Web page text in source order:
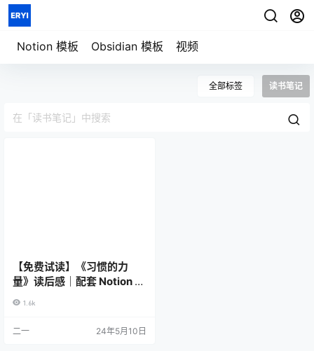
Notion 模板 Obsidian 模板 视频
全部标签 读书笔记
【免费试读】《习惯的力
量》读后感｜配套 Notion 模
板 1.6k
二一 24年5月10日
笔记、任务、项目与人生